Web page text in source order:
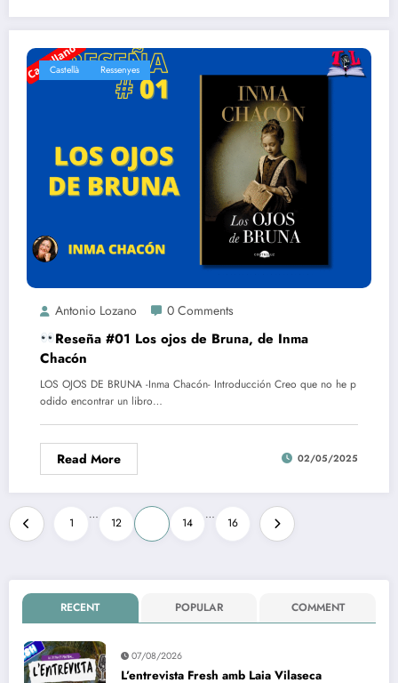
Castellà Ressenyes
Antonio Lozano 0 Comments
Reseña #01 Los ojos de Bruna, de Inma
Chacón
LOS OJOS DE BRUNA -Inma Chacón- Introducción Creo que no he p
odido encontrar un libro…
Read More 02/05/2025
Paginació
de
les
entrades
1
…
12 14
…
16
RECENT POPULAR COMMENT
07/08/2026
L’entrevista Fresh amb Laia Vilaseca